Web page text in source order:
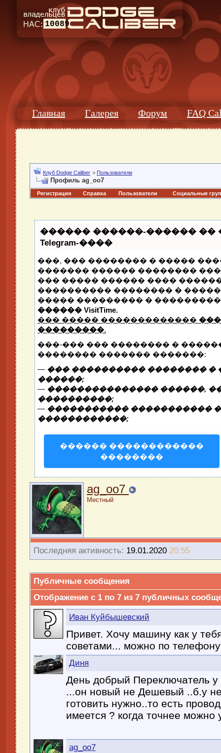
10089
Главная Галерея Форум FAQ
Клуб Dodge Caliber > Пользователи
Профиль ag_oo7
Регистрация Справка Пользователи Социальные
������ ������-������ ��
Telegram-����
���, ��� �������� � �����
������� ������ ��������
��� ����� ������ ����
���������� �������� �
����� ��������� �
������ VisitTime.
��� ����� �������������
���������.
���-��� ��� �������� �
�������� ������� �������:
— ��� ���������� �������� �
������;
— ��������������� ������,
����������;
— ����������� �����������
������������;
������ ������������
��������
ag_oo7
Местный
Последняя активность: 19.01.2020 20:55
Публичные сообщения
Отображение с 1 по 7 из 7 публичных
Иван Куйбышевский
Привет. Хочу машину как у
советами... можно по
Диня
День добрый Переключатель у
...он новый не Дешевый ..б.у
готовить нужно..то есть
имеется ? когда точнее можно
ag_oo7